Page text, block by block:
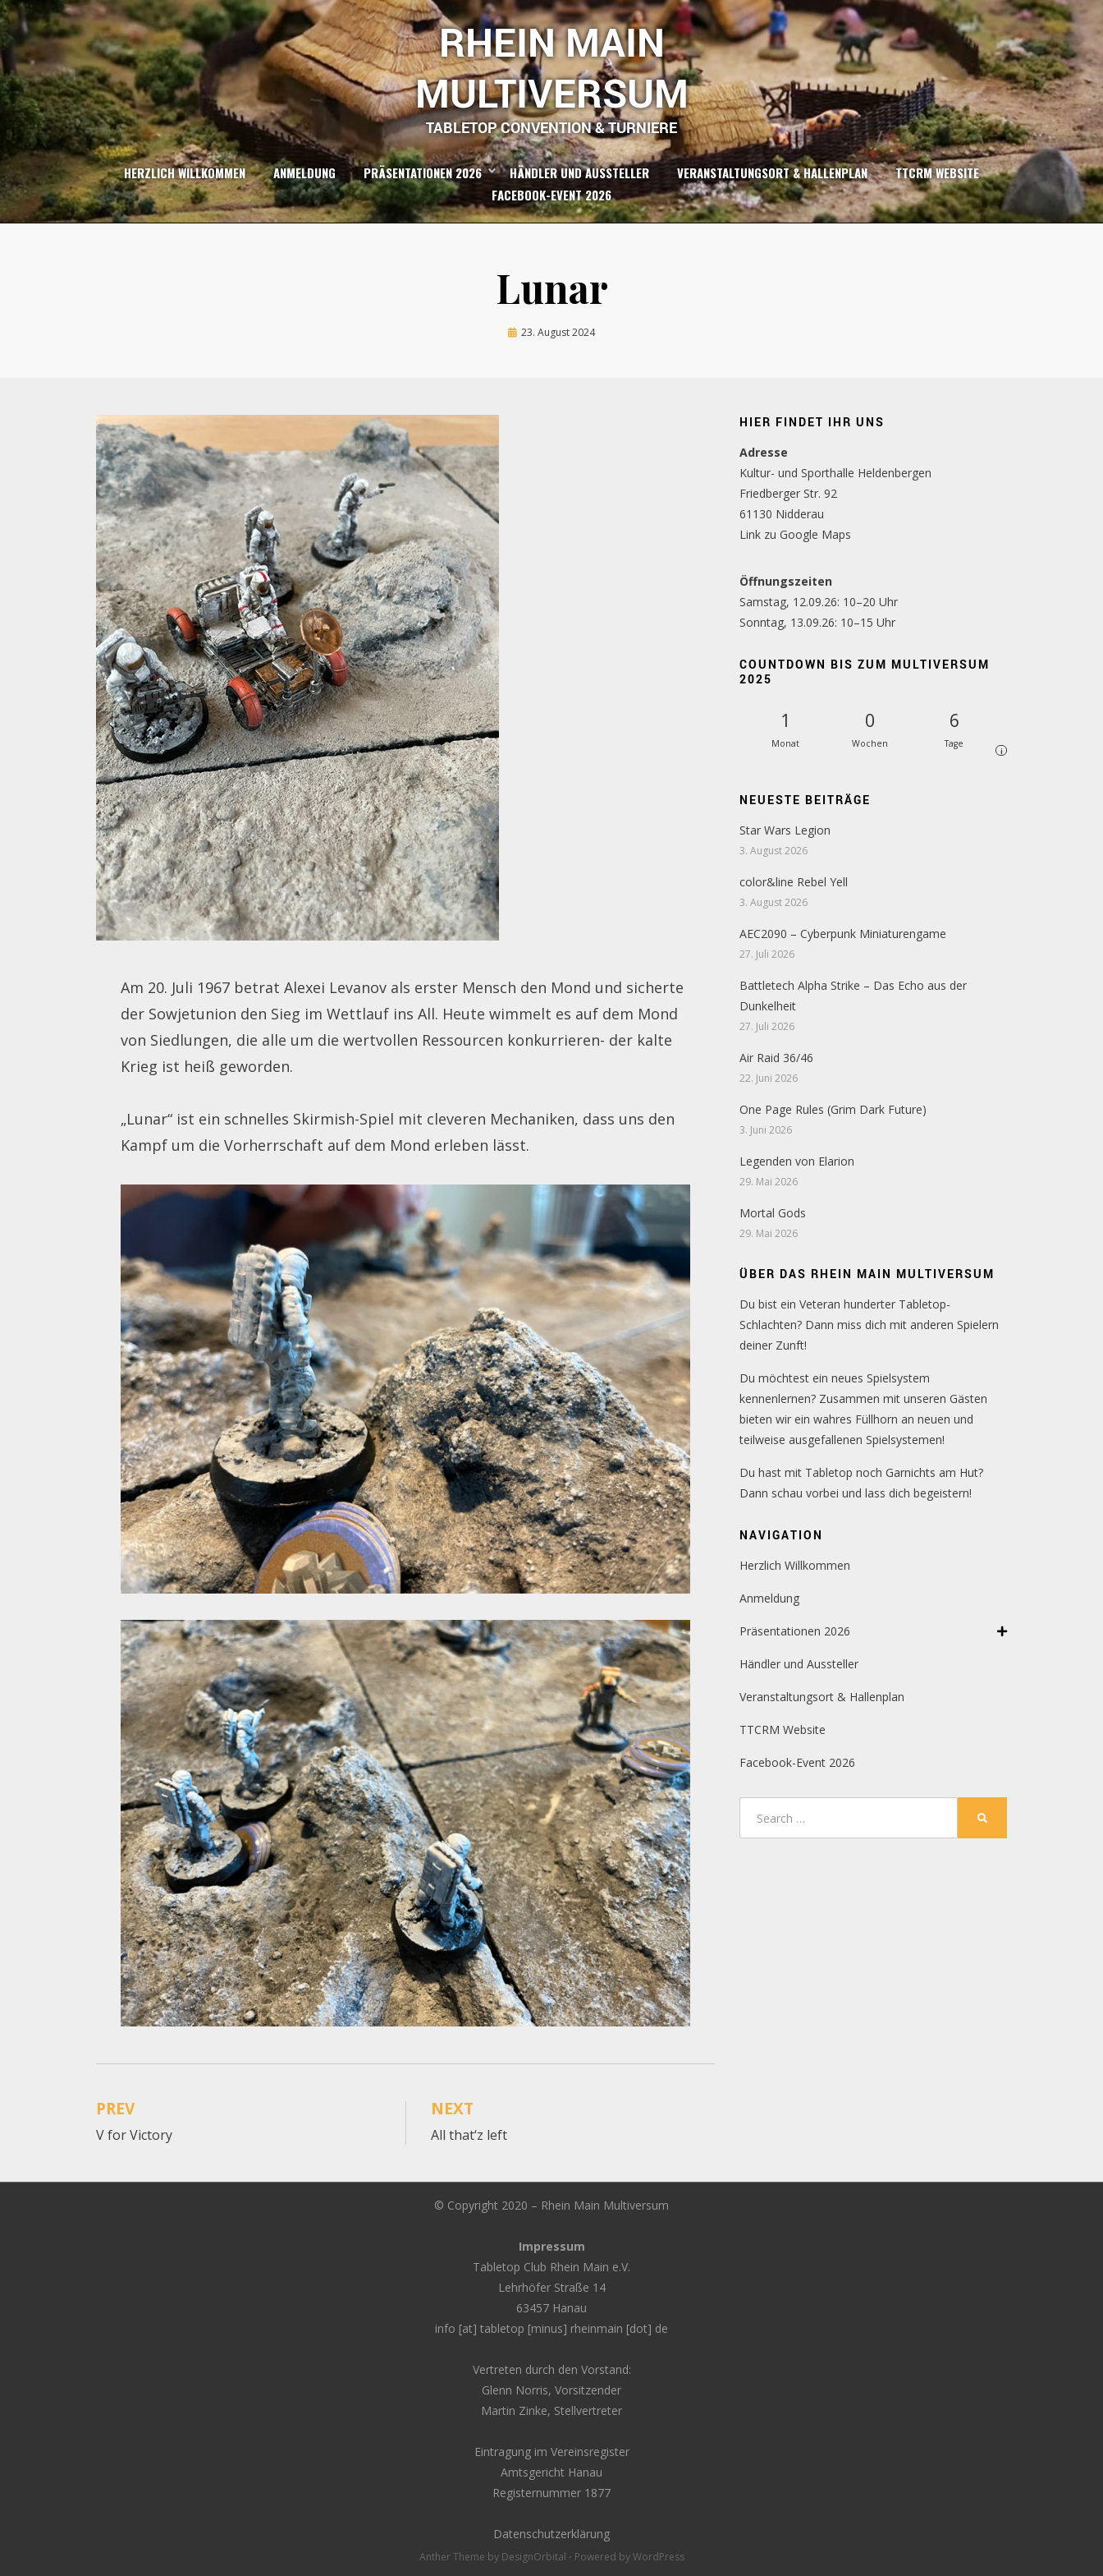
Skip
to
content
RHEIN MAIN
MULTIVERSUM
TABLETOP CONVENTION & TURNIERE
HERZLICH WILLKOMMEN ANMELDUNG PRÄSENTATIONEN 2026 HÄNDLER UND AUSSTELLER VERANSTALTUNGSORT & HALLENPLAN
TTCRM WEBSITE
FACEBOOK-EVENT 2026
Lunar
by bannkreis
Posted
23. August 2024
Am 20. Juli 1967 betrat Alexei Levanov als erster Mensch den Mond und sicherte
der Sowjetunion den Sieg im Wettlauf ins All. Heute wimmelt es auf dem Mond
von Siedlungen, die alle um die wertvollen Ressourcen konkurrieren- der kalte
Krieg ist heiß geworden.
„Lunar“ ist ein schnelles Skirmish-Spiel mit cleveren Mechaniken, dass uns den
Kampf um die Vorherrschaft auf dem Mond erleben lässt.
Posted inPräsentationen 2024
Beitragsnavigation
PREV
V for Victory
NEXT
All that‘z left
HIER FINDET IHR UNS
Adresse
Kultur- und Sporthalle Heldenbergen
Friedberger Str. 92
61130 Nidderau
Link zu Google Maps
Öffnungszeiten
Samstag, 12.09.26: 10–20 Uhr
Sonntag, 13.09.26: 10–15 Uhr
COUNTDOWN BIS ZUM MULTIVERSUM
2025
1
Monat
0
Wochen
6
Tage
i
NEUESTE BEITRÄGE
Star Wars Legion
3. August 2026
color&line Rebel Yell
3. August 2026
AEC2090 – Cyberpunk Miniaturengame
27. Juli 2026
Battletech Alpha Strike – Das Echo aus der
Dunkelheit
27. Juli 2026
Air Raid 36/46
22. Juni 2026
One Page Rules (Grim Dark Future)
3. Juni 2026
Legenden von Elarion
29. Mai 2026
Mortal Gods
29. Mai 2026
ÜBER DAS RHEIN MAIN MULTIVERSUM
Du bist ein Veteran hunderter Tabletop-
Schlachten? Dann miss dich mit anderen Spielern
deiner Zunft!
Du möchtest ein neues Spielsystem
kennenlernen? Zusammen mit unseren Gästen
bieten wir ein wahres Füllhorn an neuen und
teilweise ausgefallenen Spielsystemen!
Du hast mit Tabletop noch Garnichts am Hut?
Dann schau vorbei und lass dich begeistern!
NAVIGATION
Herzlich Willkommen
Anmeldung
Präsentationen 2026
Händler und Aussteller
Veranstaltungsort & Hallenplan
TTCRM Website
Facebook-Event 2026
© Copyright 2020 – Rhein Main Multiversum
Impressum
Tabletop Club Rhein Main e.V.
Lehrhöfer Straße 14
63457 Hanau
info [at] tabletop [minus] rheinmain [dot] de
Vertreten durch den Vorstand:
Glenn Norris, Vorsitzender
Martin Zinke, Stellvertreter
Eintragung im Vereinsregister
Amtsgericht Hanau
Registernummer 1877
Datenschutzerklärung
Anther Theme by DesignOrbital ⋅ Powered byWordPress